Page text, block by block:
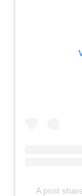
A post